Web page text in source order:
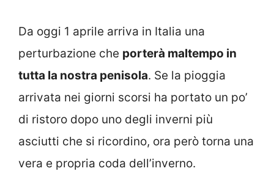
Da oggi 1 aprile arriva in Italia una
perturbazione che porterà maltempo in
tutta la nostra penisola. Se la pioggia
arrivata nei giorni scorsi ha portato un po’
di ristoro dopo uno degli inverni più
asciutti che si ricordino, ora però torna una
vera e propria coda dell’inverno.